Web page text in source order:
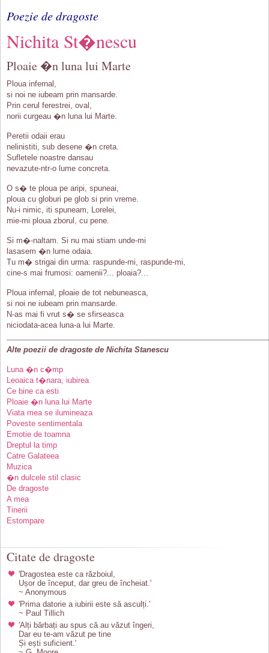
Poezie de dragoste
Nichita St�nescu
Ploaie �n luna lui Marte
Ploua infernal,
si noi ne iubeam prin mansarde.
Prin cerul ferestrei, oval,
norii curgeau �n luna lui Marte.
Peretii odaii erau
nelinistiti, sub desene �n creta.
Sufletele noastre dansau
nevazute-ntr-o lume concreta.
O s� te ploua pe aripi, spuneai,
ploua cu globuri pe glob si prin vreme.
Nu-i nimic, iti spuneam, Lorelei,
mie-mi ploua zborul, cu pene.
Si m�-naltam. Si nu mai stiam unde-mi
lasasem �n lume odaia.
Tu m� strigai din urma: raspunde-mi, raspunde-mi,
cine-s mai frumosi: oamenii?... ploaia?...
Ploua infernal, ploaie de tot nebuneasca,
si noi ne iubeam prin mansarde.
N-as mai fi vrut s� se sfirseasca
niciodata-acea luna-a lui Marte.
Alte poezii de dragoste de Nichita Stanescu
Luna �n c�mp
Leoaica t�nara, iubirea
Ce bine ca esti
Ploaie �n luna lui Marte
Viata mea se ilumineaza
Poveste sentimentala
Emotie de toamna
Dreptul la timp
Catre Galateea
Muzica
�n dulcele stil clasic
De dragoste
A mea
Tinerii
Estompare
Citate de dragoste
'Dragostea este ca războiul,
Ușor de început, dar greu de încheiat.'
~ Anonymous
'Prima datorie a iubirii este să asculți.'
~ Paul Tillich
'Alți bărbați au spus că au văzut îngeri,
Dar eu te-am văzut pe tine
Și ești suficient.'